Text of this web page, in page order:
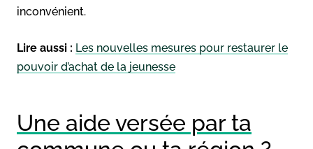
inconvénient.
Lire aussi : Les nouvelles mesures pour restaurer le
pouvoir d’achat de la jeunesse
Une aide versée par ta